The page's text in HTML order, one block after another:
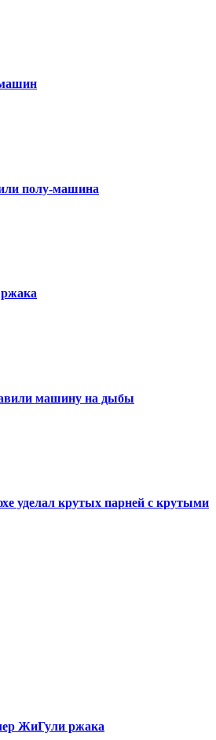
полу-машина
машину на дыбы
уделал крутых парней с крутыми
ЖиГули ржака